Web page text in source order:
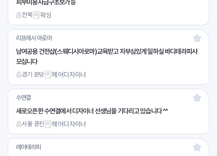
피부미용사급구초보가능
전북 왁싱
리프레시 아로마
남여공용 건전샵(스웨디시아로마)교육받고 자부심있게 일하실 바디테라피사
모십니다
경기 분당 헤어디자이너
수연결
새로오픈한 수연결에서 디자이너 선생님을 기다리고 있습니다 ^^
서울 광진 헤어디자이너
레이테라피